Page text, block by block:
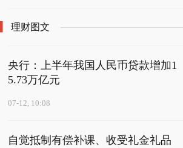
理财图文
央行：上半年我国人民币贷款增加1
5.73万亿元
07-12, 10:08
自觉抵制有偿补课、收受礼金礼品